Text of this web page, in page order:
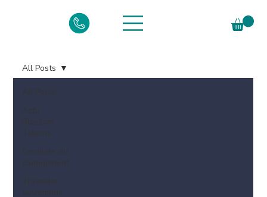
All Posts
Actu
Blossom
Talents
Conduite du
changement
Travailler
autrement
All Posts